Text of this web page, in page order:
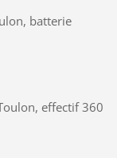
batterie
effectif 360